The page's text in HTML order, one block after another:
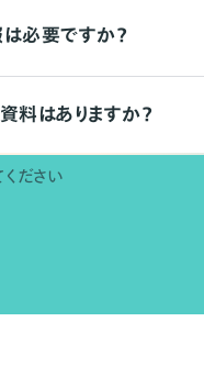
必要ですか？
料はありますか？
ださい